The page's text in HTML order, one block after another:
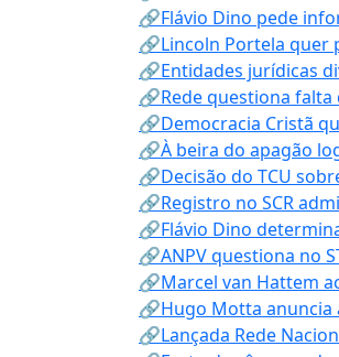
🔗Flávio Dino pede
🔗Lincoln Portela quer
🔗Entidades jurídicas
🔗Rede questiona
🔗Democracia Cristã
🔗À beira do apagão
🔗Decisão do TCU
🔗Registro no SCR
🔗Flávio Dino
🔗ANPV questiona no
🔗Marcel van Hattem
🔗Hugo Motta
🔗Lançada Rede